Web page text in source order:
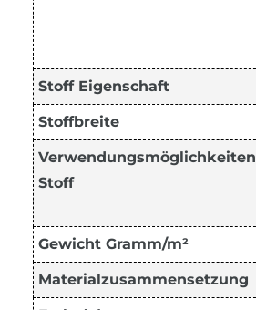
Stoff Eigenschaft
Stoffbreite
Verwendungsmöglichkeiten
Stoff
Gewicht Gramm/m²
Materialzusammensetzung